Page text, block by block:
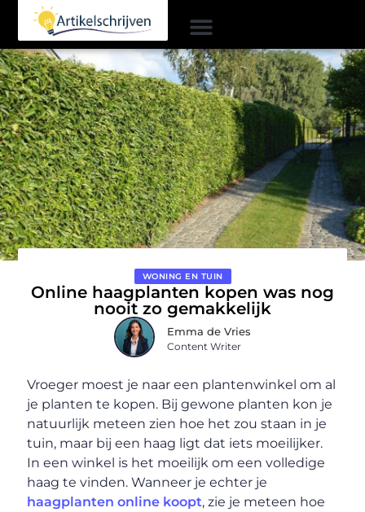
WONING EN TUIN
Online haagplanten kopen was nog
nooit zo gemakkelijk
Emma de Vries
Content Writer
Vroeger moest je naar een plantenwinkel om al
je planten te kopen. Bij gewone planten kon je
natuurlijk meteen zien hoe het zou staan in je
tuin, maar bij een haag ligt dat iets moeilijker.
In een winkel is het moeilijk om een volledige
haag te vinden. Wanneer je echter je
haagplanten online koopt, zie je meteen hoe